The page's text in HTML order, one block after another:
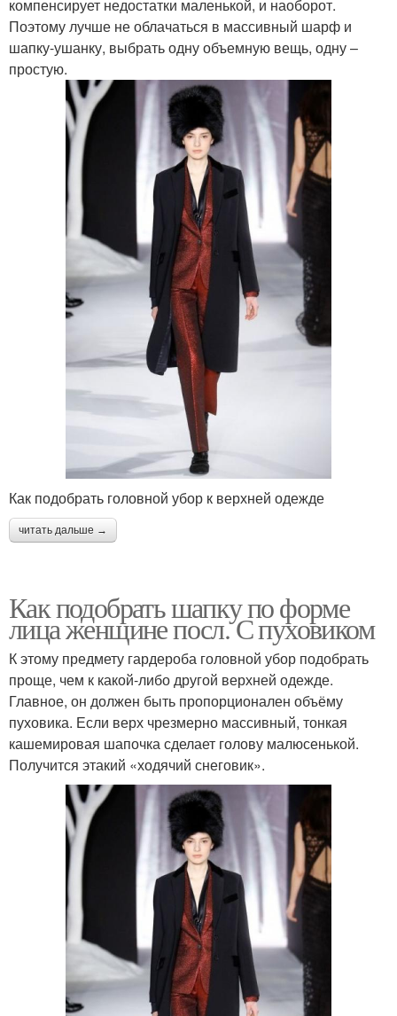
компенсирует недостатки маленькой, и наоборот.
Поэтому лучше не облачаться в массивный шарф и
шапку-ушанку, выбрать одну объемную вещь, одну –
простую.
Как подобрать головной убор к верхней одежде
читать дальше →
Как подобрать шапку по форме
лица женщине посл. С пуховиком
К этому предмету гардероба головной убор подобрать
проще, чем к какой-либо другой верхней одежде.
Главное, он должен быть пропорционален объёму
пуховика. Если верх чрезмерно массивный, тонкая
кашемировая шапочка сделает голову малюсенькой.
Получится этакий «ходячий снеговик».